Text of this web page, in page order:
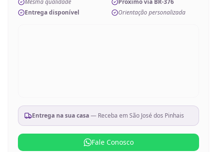
Entrega disponível
Orientação personalizada
Entrega na sua casa— Receba emSão José dos Pinhais
Fale Conosco